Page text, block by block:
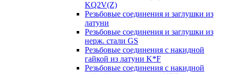
KQ2V(Z)
Резьбовые соединения и заглушки из
латуни
Резьбовые соединения и заглушки из
нерж. стали GS
Резьбовые соединения с накидной
гайкой из латуни K*F
Резьбовые соединения с накидной